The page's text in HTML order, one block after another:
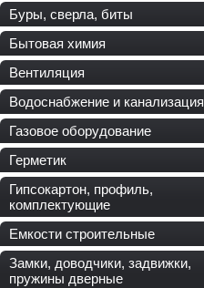
Буры, сверла, биты
Бытовая химия
Вентиляция
Водоснабжение и канализация
Газовое оборудование
Герметик
Гипсокартон, профиль,
комплектующие
Емкости строительные
Замки, доводчики, задвижки,
пружины дверные